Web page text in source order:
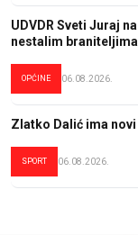
UDVDR Sveti Juraj
nestalim braniteljima
OPĆINE 06.08.2026.
Zlatko Dalić ima
SPORT 06.08.2026.